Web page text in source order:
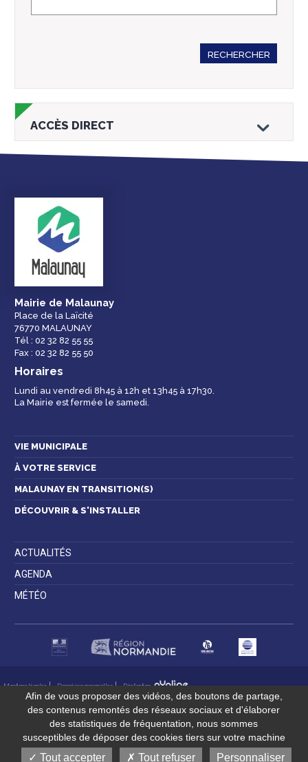
RECHERCHER
ACCÈS DIRECT
Droits et
démarches
Espace famille
Mairie de Malaunay
Place de la Laïcité
76770 MALAUNAY
Tél : 02 32 82 55 55
Fax : 02 32 82 55 50
Horaires
Lundi au vendredi 8h45 à 12h et 13h45 à 17h30.
La Mairie est fermée le samedi.
VIE MUNICIPALE
À VOTRE SERVICE
MALAUNAY EN TRANSITION(S)
DÉCOUVRIR & S'INSTALLER
ACTUALITÉS
AGENDA
MÉTÉO
Mentions légales Données personnelles Réalisation
Afin de vous proposer des vidéos, des boutons de partage,
des contenus remontés des réseaux sociaux et d'élaborer
des statistiques de fréquentation, nous sommes
susceptibles de déposer des cookies tiers sur votre machine
Tout accepter Tout refuser Personnaliser